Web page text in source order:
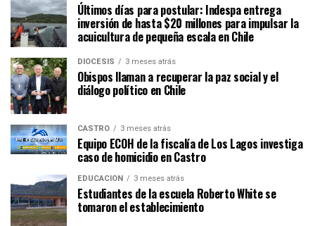
Últimos días para postular: Indespa entrega
inversión de hasta $20 millones para impulsar la
acuicultura de pequeña escala en Chile
DIÓCESIS 3 meses atrás
Obispos llaman a recuperar la paz social y el
diálogo político en Chile
CASTRO 3 meses atrás
Equipo ECOH de la fiscalía de Los Lagos investiga
caso de homicidio en Castro
EDUCACIÓN 3 meses atrás
Estudiantes de la escuela Roberto White se
tomaron el establecimiento